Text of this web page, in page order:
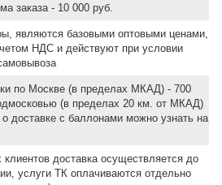
заказа - 10 000 руб.
являются базовыми оптовыми ценами,
НДС и действуют при условии
по Москве (в пределах МКАД) - 700
(в пределах 20 км. от МКАД)
доставке с баллонами можно узнать на
доставка осуществляется до
услуги ТК оплачиваются отдельно